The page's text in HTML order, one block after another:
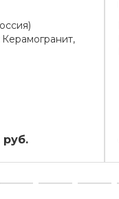
руб.